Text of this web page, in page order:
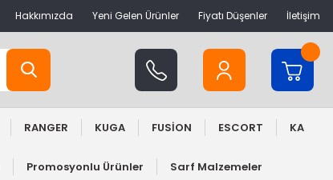
Hakkımızda Yeni Gelen Ürünler Fiyatı Düşenler İletişim
RANGER KUGA FUSİON ESCORT KA
Promosyonlu Ürünler Sarf Malzemeler